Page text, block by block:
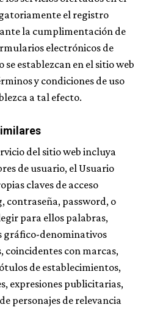
el registro
la cumplimentación de
electrónicos de
establezcan en el sitio web
y condiciones de uso
a tal efecto.
del sitio web incluya
de usuario, el Usuario
claves de acceso
contraseña, password, o
para ellos palabras,
gráfico-denominativos
coincidentes con marcas,
de establecimientos,
expresiones publicitarias,
personajes de relevancia